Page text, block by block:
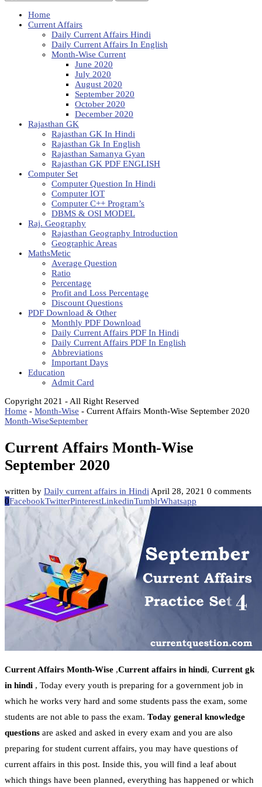
Home
Current Affairs
Daily Current Affairs Hindi
Daily Current Affairs In English
Month-Wise Current
June 2020
July 2020
August 2020
September 2020
October 2020
December 2020
Rajasthan GK
Rajasthan GK In Hindi
Rajasthan Gk In English
Rajasthan Samanya Gyan
Rajasthan GK PDF ENGLISH
Computer Set
Computer Question In Hindi
Computer IOT
Computer C++ Program’s
DBMS & OSI MODEL
Raj. Geography
Rajasthan Geography Introduction
Geographic Areas
MathsMetic
Average Question
Ratio
Percentage
Profit and Loss Percentage
Discount Questions
PDF Download & Other
Monthly PDF Download
Daily Current Affairs PDF In Hindi
Daily Current Affairs PDF In English
Abbreviations
Important Days
Education
Admit Card
Copyright 2021 - All Right Reserved
Home - Month-Wise - Current Affairs Month-Wise September 2020
Month-WiseSeptember
Current Affairs Month-Wise
September 2020
written by Daily current affairs in Hindi April 28, 2021 0 comments
0FacebookTwitterPinterestLinkedinTumblrWhatsapp
Current Affairs Month-Wise ,Current affairs in hindi, Current gk
in hindi , Today every youth is preparing for a government job in
which he works very hard and some students pass the exam, some
students are not able to pass the exam. Today general knowledge
questions are asked and asked in every exam and you are also
preparing for student current affairs, you may have questions of
current affairs in this post. Inside this, you will find a leaf about
which things have been planned, everything has happened or which